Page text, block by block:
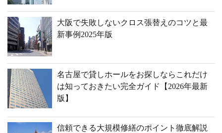
大阪で失敗しないクロス張替えのコツと最
新事例2025年版
名古屋で貸しホールをお探しならこれだけ
は知っておきたい完全ガイド【2026年最新
版】
信頼できる大規模修繕のポイント徹底解説